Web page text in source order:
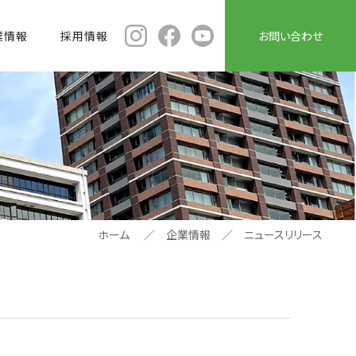
情報 採用情報
ブログ
問い合わせ
お問い合わせ
ホーム 企業情報 ニュースリリース